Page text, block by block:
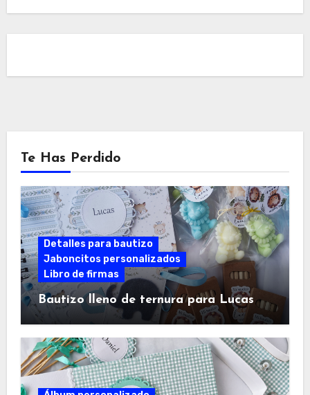
Te Has Perdido
Detalles para bautizo
Jaboncitos personalizados
Libro de firmas
Bautizo lleno de ternura para Lucas